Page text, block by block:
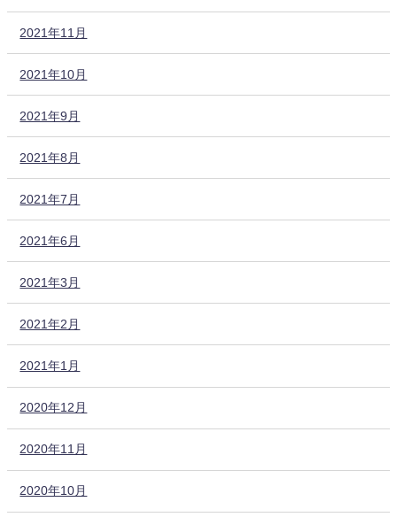
2021年11月
2021年10月
2021年9月
2021年8月
2021年7月
2021年6月
2021年3月
2021年2月
2021年1月
2020年12月
2020年11月
2020年10月